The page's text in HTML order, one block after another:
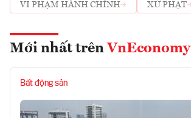
VI PHẠM HÀNH CHÍNH
XỬ PHẠT
Mới nhất trên VnEconomy
Bất động sản